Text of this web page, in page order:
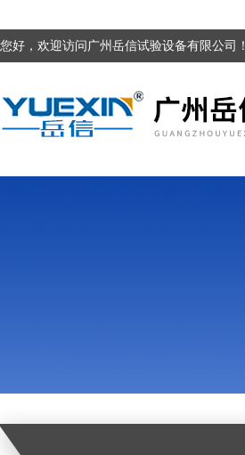
您好，欢迎访问广州岳信试验设备有限公司！